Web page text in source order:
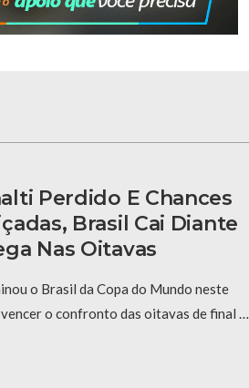
Perdido E Chances
Brasil Cai Diante
Nas Oitavas
o Brasil da Copa do Mundo neste
o confronto das oitavas de final …